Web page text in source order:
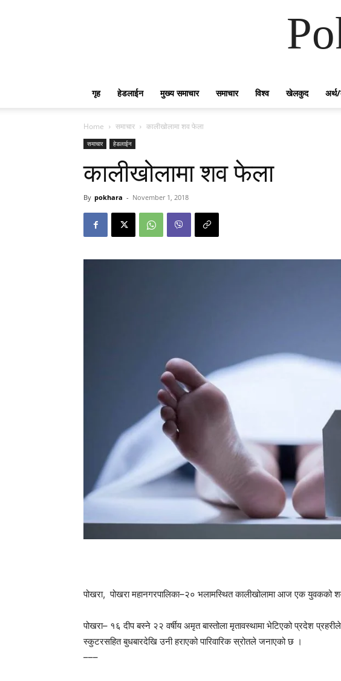
गृह हेडलाईन मुख्य समाचार समाचार विश्व खेलकुद
Home समाचार कालीखोलामा शव फेला
समाचार हेडलाईन
कालीखोलामा शव फेला
By pokhara - November 1, 2018
पोखरा, पोखरा महानगरपालिका–२० भलामस्थित कालीखोलामा आज एक युवकको
पोखरा– १६ दीप बस्ने २२ वर्षीय अमृत बास्तोला मृतावस्थामा भेटिएको प्रदेश
स्कुटरसहित बुधबारदेखि उनी हराएको पारिवारिक स्रोतले जनाएको छ ।
–––